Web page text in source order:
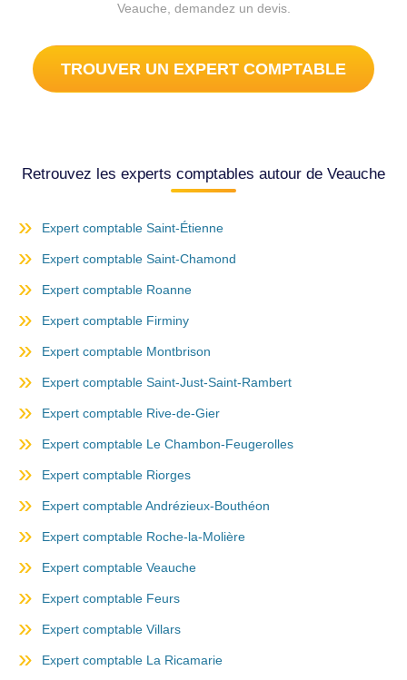
Veauche, demandez un devis.
TROUVER UN EXPERT COMPTABLE
Retrouvez les experts comptables autour de Veauche
Expert comptable Saint-Étienne
Expert comptable Saint-Chamond
Expert comptable Roanne
Expert comptable Firminy
Expert comptable Montbrison
Expert comptable Saint-Just-Saint-Rambert
Expert comptable Rive-de-Gier
Expert comptable Le Chambon-Feugerolles
Expert comptable Riorges
Expert comptable Andrézieux-Bouthéon
Expert comptable Roche-la-Molière
Expert comptable Veauche
Expert comptable Feurs
Expert comptable Villars
Expert comptable La Ricamarie